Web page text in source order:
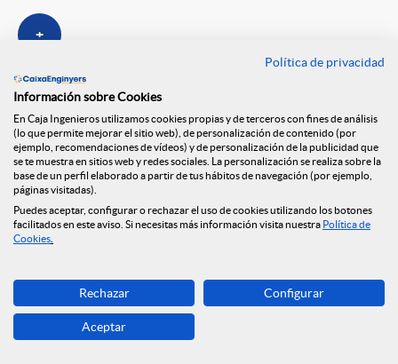
+
El curso "Fes Click a Youtube"
finaliza con 14 jóvenes formados y
motivados
Política de privacidad
Información sobre Cookies
En Caja Ingenieros utilizamos cookies propias y de terceros con fines de análisis
(lo que permite mejorar el sitio web), de personalización de contenido (por
ejemplo, recomendaciones de vídeos) y de personalización de la publicidad que
se te muestra en sitios web y redes sociales. La personalización se realiza sobre la
base de un perfil elaborado a partir de tus hábitos de navegación (por ejemplo,
páginas visitadas).
Puedes aceptar, configurar o rechazar el uso de cookies utilizando los botones
facilitados en este aviso. Si necesitas más información visita nuestra Política de
Cookies
Rechazar Configurar
Aceptar